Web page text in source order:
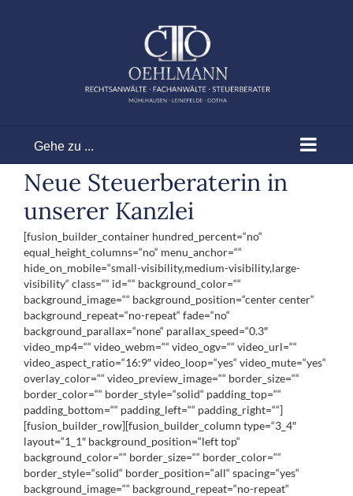
Gehe zu ...
Neue Steuerberaterin in
unserer Kanzlei
[fusion_builder_container hundred_percent=“no“
equal_height_columns=“no“ menu_anchor=““
hide_on_mobile=“small-visibility,medium-visibility,large-
visibility“ class=““ id=““ background_color=““
background_image=““ background_position=“center center“
background_repeat=“no-repeat“ fade=“no“
background_parallax=“none“ parallax_speed=“0.3″
video_mp4=““ video_webm=““ video_ogv=““ video_url=““
video_aspect_ratio=“16:9″ video_loop=“yes“ video_mute=“yes“
overlay_color=““ video_preview_image=““ border_size=““
border_color=““ border_style=“solid“ padding_top=““
padding_bottom=““ padding_left=““ padding_right=““]
[fusion_builder_row][fusion_builder_column type=“3_4″
layout=“1_1″ background_position=“left top“
background_color=““ border_size=““ border_color=““
border_style=“solid“ border_position=“all“ spacing=“yes“
background_image=““ background_repeat=“no-repeat“